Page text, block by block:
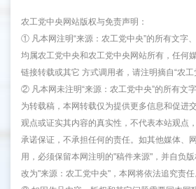
农工党中央网站版权与免责声明：
① 凡本网注明“来源：农工党中央”的所有文字
均属农工党中央和农工党中央网站所有，任何
链接转载或其它 方式调用者，请注明摘自“农工
② 凡本网未注明“来源：农工党中央”的所有文
为转载稿，本网转载仅为提供更多信息和促进
观点或证实其内容的真实性，不代表本站观点
承诺保证，不承担任何的责任。如其他媒体、
用，必须保留本网注明的"稿件来源"，并自负
改为"来源：农工党中央"，本网将依法追究责任